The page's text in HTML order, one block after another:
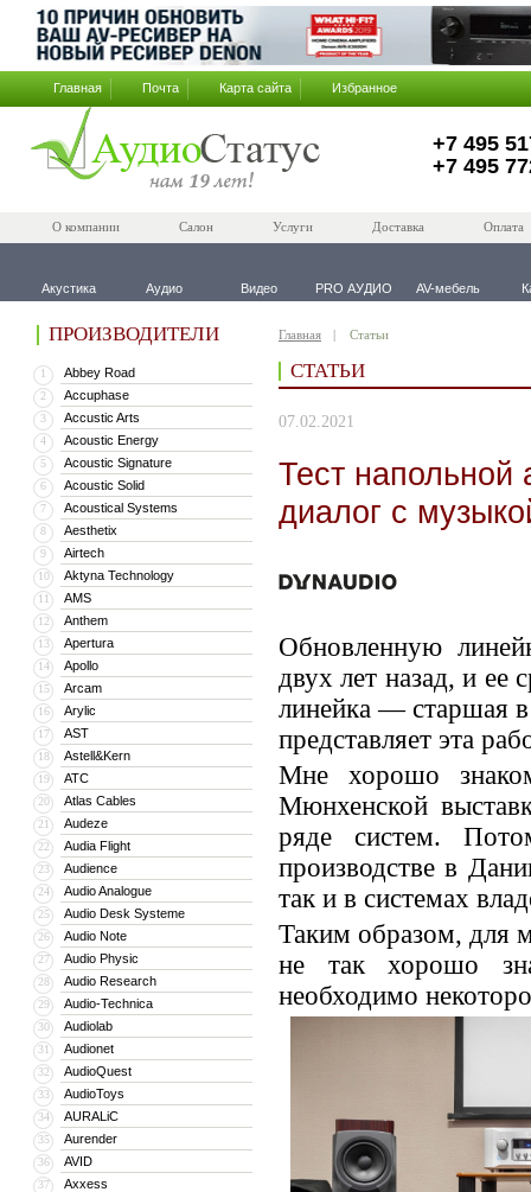
Главная Почта Карта сайта Избранное
+7 495
+7 495
О компании Салон Услуги Доставка Оплата
Акустика Аудио Видео PRO АУДИО AV-мебель
ПРОИЗВОДИТЕЛИ
1 Abbey Road
2 Accuphase
3 Accustic Arts
4 Acoustic Energy
5 Acoustic Signature
6 Acoustic Solid
7 Acoustical Systems
8 Aesthetix
9 Airtech
10 Aktyna Technology
11 AMS
12 Anthem
13 Apertura
14 Apollo
15 Arcam
16 Arylic
17 AST
18 Astell&Kern
19 ATC
20 Atlas Cables
21 Audeze
22 Audia Flight
23 Audience
24 Audio Analogue
25 Audio Desk Systeme
26 Audio Note
27 Audio Physic
28 Audio Research
29 Audio-Technica
30 Audiolab
31 Audionet
32 AudioQuest
33 AudioToys
34 AURALiC
35 Aurender
36 AVID
37 Axxess
Главная Статьи
СТАТЬИ
07.02.2021
Тест напольной
диалог с
Обновленную
двух лет назад, и ее
линейка — старшая
представляет эта
Мне хорошо
Мюнхенской
ряде систем.
производстве в
так и в системах
Таким образом, для
не так хорошо
необходимо